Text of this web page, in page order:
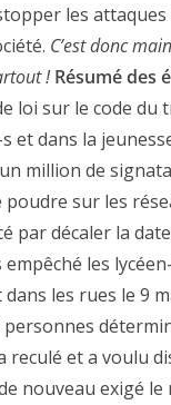
les
C’est donc
! Résumé des
loi sur le code du
et dans la
million de
sur les
par décaler la
les
les rues le 9
reculé et a voulu
nouveau exigé